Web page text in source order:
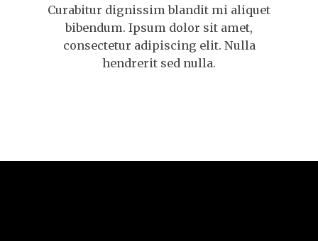
Curabitur dignissim blandit mi aliquet
bibendum. Ipsum dolor sit amet,
consectetur adipiscing elit. Nulla
hendrerit sed nulla.